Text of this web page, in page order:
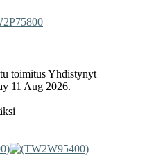
toimitus Yhdistynyt
11 Aug 2026.